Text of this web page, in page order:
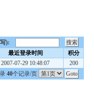
):
最近登录时间
积分
2007-07-29 10:48:07
200
40个记录/页